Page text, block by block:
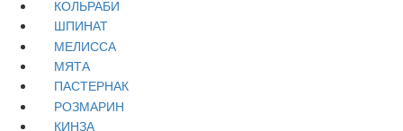
КОЛЬРАБИ
ШПИНАТ
МЕЛИССА
МЯТА
ПАСТЕРНАК
РОЗМАРИН
КИНЗА